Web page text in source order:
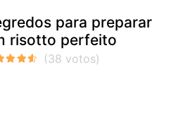
para preparar
risotto perfeito